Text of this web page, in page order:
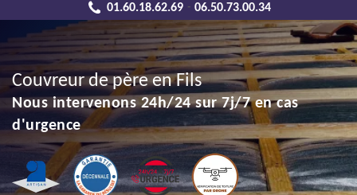
01.60.18.62.69 - 06.50.73.00.34
Couvreur de père en Fils
Nous intervenons 24h/24 sur 7j/7 en cas
d'urgence